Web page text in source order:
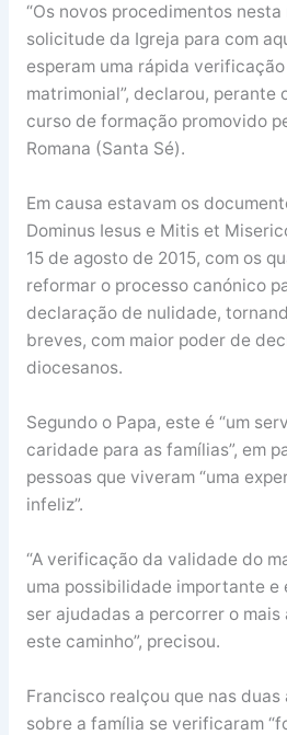
“Os novos procedimentos
solicitude da Igreja para com
esperam uma rápida
matrimonial”, declarou, perante
curso de formação promovido
Romana (Santa Sé).
Em causa estavam os
Dominus Iesus e Mitis et
15 de agosto de 2015, com os
reformar o processo canónico
declaração de nulidade,
breves, com maior poder de
diocesanos.
Segundo o Papa, este é “um
caridade para as famílias”, em
pessoas que viveram “uma
infeliz”.
“A verificação da validade do
uma possibilidade importante e
ser ajudadas a percorrer o
este caminho”, precisou.
Francisco realçou que nas
sobre a família se verificaram